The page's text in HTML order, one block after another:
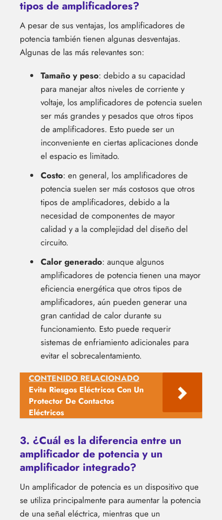
tipos de amplificadores?
A pesar de sus ventajas, los amplificadores de
potencia también tienen algunas desventajas.
Algunas de las más relevantes son:
Tamaño y peso: debido a su capacidad
para manejar altos niveles de corriente y
voltaje, los amplificadores de potencia suelen
ser más grandes y pesados que otros tipos
de amplificadores. Esto puede ser un
inconveniente en ciertas aplicaciones donde
el espacio es limitado.
Costo: en general, los amplificadores de
potencia suelen ser más costosos que otros
tipos de amplificadores, debido a la
necesidad de componentes de mayor
calidad y a la complejidad del diseño del
circuito.
Calor generado: aunque algunos
amplificadores de potencia tienen una mayor
eficiencia energética que otros tipos de
amplificadores, aún pueden generar una
gran cantidad de calor durante su
funcionamiento. Esto puede requerir
sistemas de enfriamiento adicionales para
evitar el sobrecalentamiento.
CONTENIDO RELACIONADO
Evita Riesgos Eléctricos Con Un
Protector De Contactos
Eléctricos
3. ¿Cuál es la diferencia entre un
amplificador de potencia y un
amplificador integrado?
Un amplificador de potencia es un dispositivo que
se utiliza principalmente para aumentar la potencia
de una señal eléctrica, mientras que un